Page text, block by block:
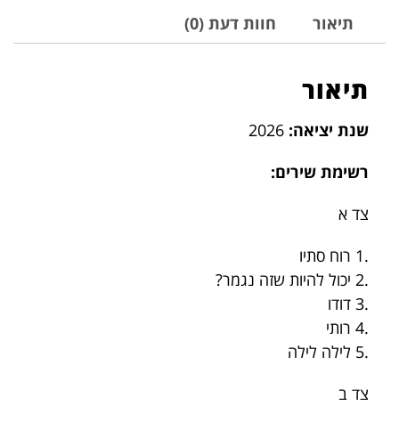
תיאור חוות דעת (0)
תיאור
שנת יציאה:
רשימת שירים:
צד א
.1 רוח סתיו
.2 יכול להיות שזה נגמר?
.3 דודו
.4 רותי
.5 לילה לילה
צד ב